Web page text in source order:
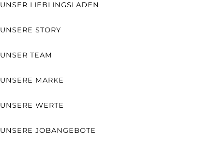
UNSER LIEBLINGSLADEN
UNSERE STORY
UNSER TEAM
UNSERE MARKE
UNSERE WERTE
UNSERE JOBANGEBOTE